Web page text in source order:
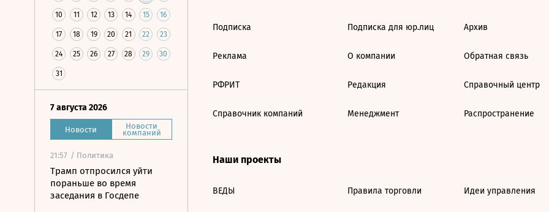
10 11 12 13 14 15 16
17 18 19 20 21 22 23
24 25 26 27 28 29 30
31
7 августа 2026
Новости Новости
компаний
21:57 / Политика
Трамп отпросился уйти
пораньше во время
заседания в Госдепе
Подписка
Реклама
РФРИТ
Справочник компаний
Подписка для юр.лиц
О компании
Редакция
Менеджмент
Архив
Обратная связь
Справочный центр
Распространение
Наши проекты
ВЕДЫ Правила торговли Идеи управления